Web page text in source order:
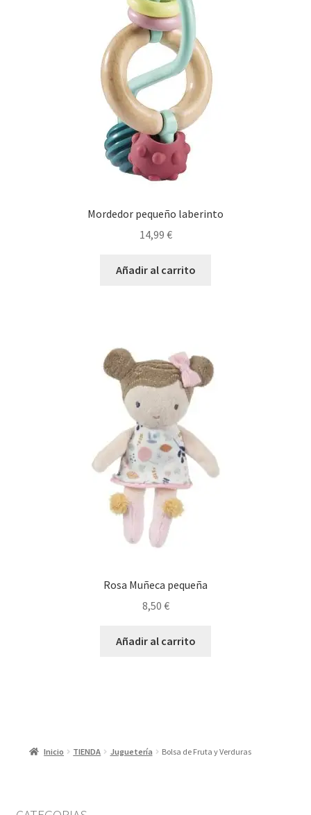
Mordedor pequeño laberinto
14,99 €
Añadir al carrito
Rosa Muñeca pequeña
8,50 €
Añadir al carrito
Inicio TIENDA Juguetería Bolsa de Fruta y Verduras